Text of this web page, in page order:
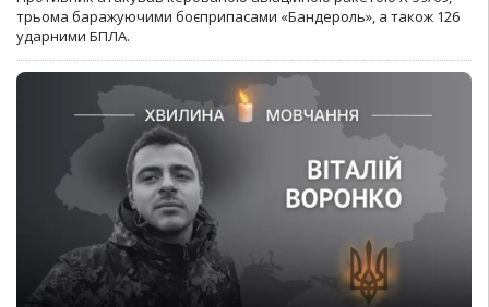
трьома баражуючими боєприпасами «Бандероль», а також 126
ударними БПЛА.